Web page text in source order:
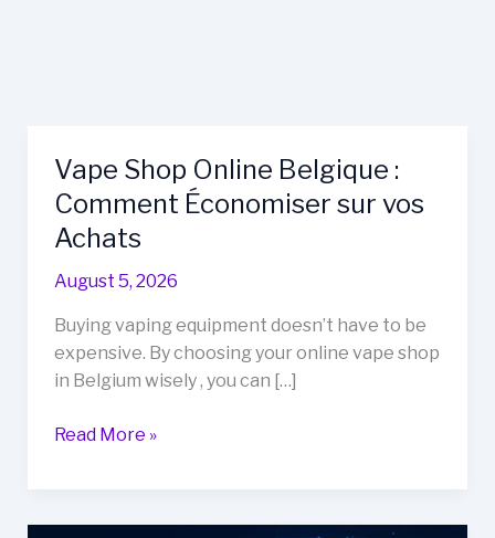
Vape Shop Online Belgique :
Comment Économiser sur vos
Achats
August 5, 2026
Buying vaping equipment doesn’t have to be
expensive. By choosing your online vape shop
in Belgium wisely , you can […]
Vape
Read More »